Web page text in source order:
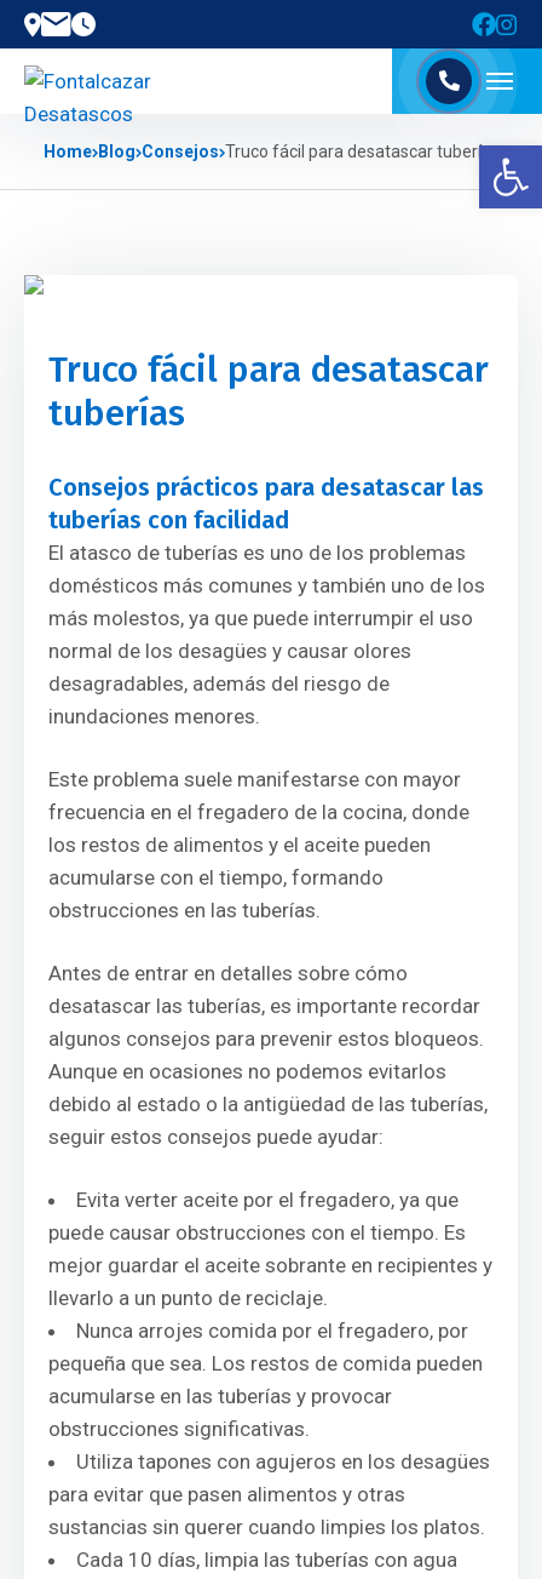
Abrir barra de herramientas
Home Blog Consejos Truco fácil para desatascar tuberías
Truco fácil para desatascar
tuberías
Consejos prácticos para desatascar las
tuberías con facilidad
El atasco de tuberías es uno de los problemas
domésticos más comunes y también uno de los
más molestos, ya que puede interrumpir el uso
normal de los desagües y causar olores
desagradables, además del riesgo de
inundaciones menores.
Este problema suele manifestarse con mayor
frecuencia en el fregadero de la cocina, donde
los restos de alimentos y el aceite pueden
acumularse con el tiempo, formando
obstrucciones en las tuberías.
Antes de entrar en detalles sobre cómo
desatascar las tuberías, es importante recordar
algunos consejos para prevenir estos bloqueos.
Aunque en ocasiones no podemos evitarlos
debido al estado o la antigüedad de las tuberías,
seguir estos consejos puede ayudar:
Evita verter aceite por el fregadero, ya que
puede causar obstrucciones con el tiempo. Es
mejor guardar el aceite sobrante en recipientes y
llevarlo a un punto de reciclaje.
Nunca arrojes comida por el fregadero, por
pequeña que sea. Los restos de comida pueden
acumularse en las tuberías y provocar
obstrucciones significativas.
Utiliza tapones con agujeros en los desagües
para evitar que pasen alimentos y otras
sustancias sin querer cuando limpies los platos.
Cada 10 días, limpia las tuberías con agua